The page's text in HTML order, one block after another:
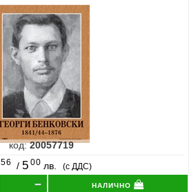
код:20057719
56 / 5 00 лв. (с ДДС)
налично